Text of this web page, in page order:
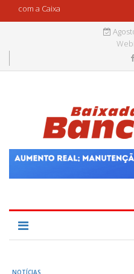
com a Caixa
NOTÍCIAS